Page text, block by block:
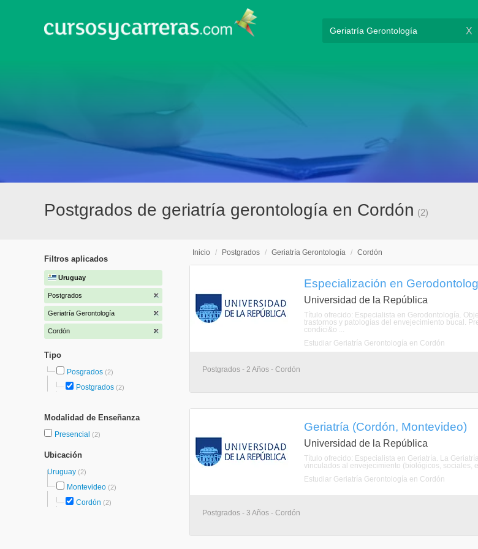
X
Postgrados de geriatría gerontología en Cordón (2)
Filtros aplicados
Uruguay
Postgrados
Geriatría Gerontología
Cordón
Tipo
Posgrados (2)
Postgrados (2)
Modalidad de Enseñanza
Presencial (2)
Ubicación
Uruguay (2)
Montevideo (2)
Cordón (2)
Inicio / Postgrados / Geriatría Gerontología / Cordón
Especialización en
Universidad de la República
Título ofrecido: Especialista en Gerodontología.
trastornos y patologías del envejecimiento bucal.
condici&o ...
Estudiar Geriatría Gerontología en Cordón
Postgrados - 2 Años - Cordón
Geriatría (Cordón, Montevideo)
Universidad de la República
Título ofrecido: Especialista en Geriatría. La
vinculados al envejecimiento (biológicos, sociales,
Estudiar Geriatría Gerontología en Cordón
Postgrados - 3 Años - Cordón